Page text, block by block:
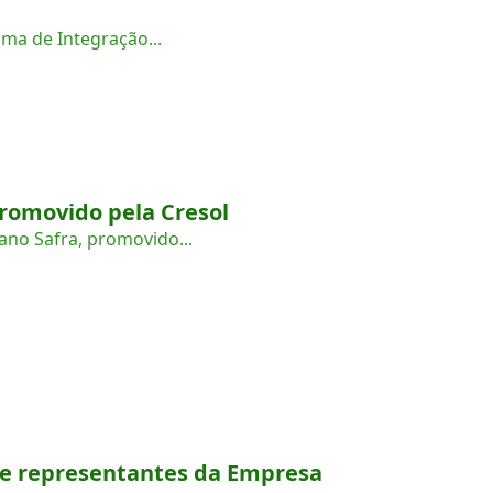
de Integração...
pela Cresol
Safra, promovido...
representantes da Empresa